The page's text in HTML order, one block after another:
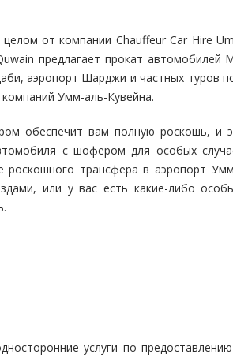
от компании Chauffeur Car Hire
предлагает прокат
аэропорт Шарджи и частных туров
Умм-аль-Кувейна.
обеспечит вам полную роскошь, и
с шофером для особых
трансфера в аэропорт
или у вас есть какие-либо
услуги по